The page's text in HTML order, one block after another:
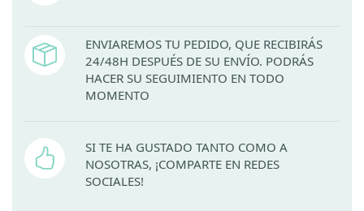
ENVIAREMOS TU PEDIDO, QUE RECIBIRÁS
24/48H DESPUÉS DE SU ENVÍO. PODRÁS
HACER SU SEGUIMIENTO EN TODO
MOMENTO
SI TE HA GUSTADO TANTO COMO A
NOSOTRAS, ¡COMPARTE EN REDES
SOCIALES!